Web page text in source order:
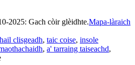
2025: Gach còir glèidhte.Mapa-làraich
clisgeadh, taic coise, insole
, a' tarraing taiseachd,